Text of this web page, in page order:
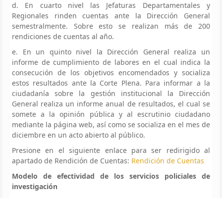
d. En cuarto nivel las Jefaturas Departamentales y
Regionales rinden cuentas ante la Dirección General
semestralmente. Sobre esto se realizan más de 200
rendiciones de cuentas al año.
e. En un quinto nivel la Dirección General realiza un
informe de cumplimiento de labores en el cual indica la
consecución de los objetivos encomendados y socializa
estos resultados ante la Corte Plena. Para informar a la
ciudadanía sobre la gestión institucional la Dirección
General realiza un informe anual de resultados, el cual se
somete a la opinión pública y al escrutinio ciudadano
mediante la página web, así como se socializa en el mes de
diciembre en un acto abierto al público.
Presione en el siguiente enlace para ser redirigido al
apartado de Rendición de Cuentas: Rendición de Cuentas
Modelo de efectividad de los servicios policiales de
investigación